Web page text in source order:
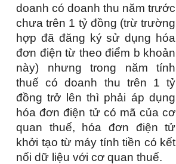
doanh có doanh thu năm trước
chưa trên 1 tỷ đồng (trừ trường
hợp đã đăng ký sử dụng hóa
đơn điện từ theo điểm b khoản
này) nhưng trong năm tính
thuế có doanh thu trên 1 tỷ
đồng trở lên thì phải áp dụng
hóa đơn điện tử có mã của cơ
quan thuế, hóa đơn điện tử
khởi tạo từ máy tính tiền có kết
nối dữ liệu với cơ quan thuế.